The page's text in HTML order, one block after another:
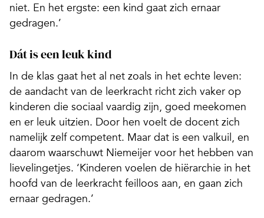
niet. En het ergste: een kind gaat zich ernaar
gedragen.’
Dát is een leuk kind
In de klas gaat het al net zoals in het echte leven:
de aandacht van de leerkracht richt zich vaker op
kinderen die sociaal vaardig zijn, goed meekomen
en er leuk uitzien. Door hen voelt de docent zich
namelijk zelf competent. Maar dat is een valkuil, en
daarom waarschuwt Niemeijer voor het hebben van
lievelingetjes. ‘Kinderen voelen de hiërarchie in het
hoofd van de leerkracht feilloos aan, en gaan zich
ernaar gedragen.’